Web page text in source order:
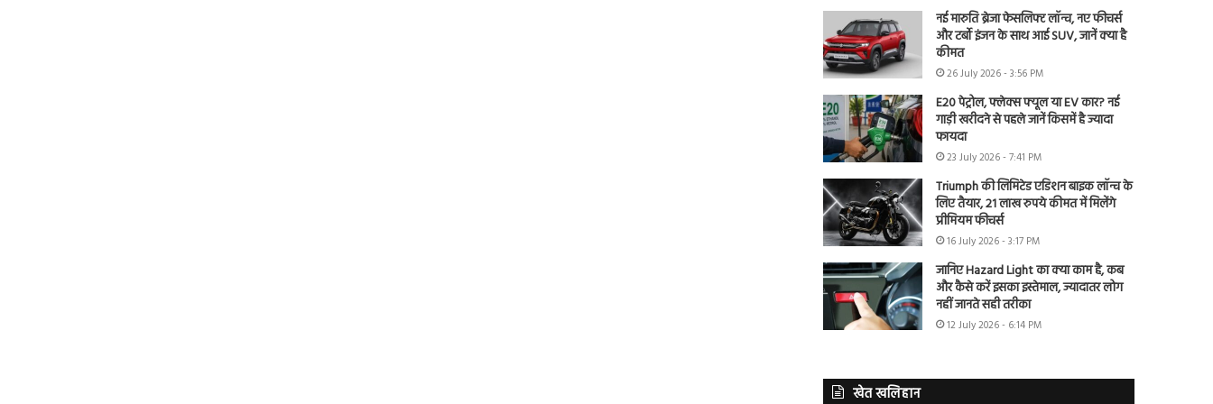
नई मारुति ब्रेजा फेसलिफ्ट लॉन्च, नए फीचर्स
और टर्बो इंजन के साथ आई SUV, जानें क्या है
कीमत
26 July 2026 - 3:56 PM
E20 पेट्रोल, फ्लेक्स फ्यूल या EV कार? नई
गाड़ी खरीदने से पहले जानें किसमें है ज्यादा
फायदा
23 July 2026 - 7:41 PM
Triumph की लिमिटेड एडिशन बाइक लॉन्च के
लिए तैयार, 21 लाख रुपये कीमत में मिलेंगे
प्रीमियम फीचर्स
16 July 2026 - 3:17 PM
जानिए Hazard Light का क्या काम है, कब
और कैसे करें इसका इस्तेमाल, ज्यादातर लोग
नहीं जानते सही तरीका
12 July 2026 - 6:14 PM
खेत खलिहान